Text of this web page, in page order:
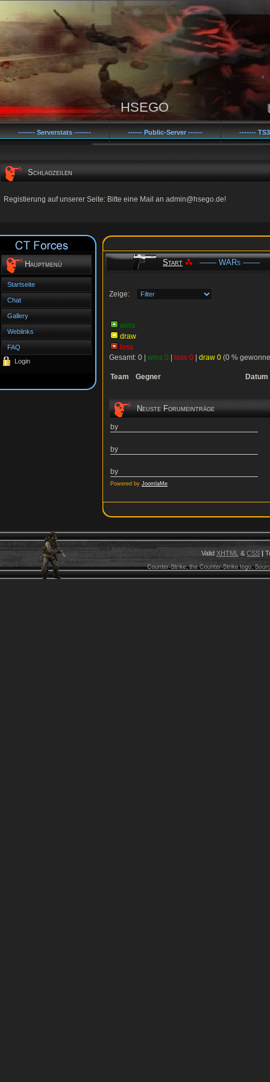
HSEGO
------- Serverstats ------- ------ Public-Server ------ -------
Schlagzeilen
Registierung auf unserer Seite: Bitte eine Mail an admin@hsego.de!
Hauptmenü
Startseite
Chat
Gallery
Weblinks
FAQ
Login
Start ------- WARs -------
Zeige:
wins
draw
loss
Gesamt: 0 | wins 0 loss 0 draw 0 (0 %
Team Gegner Datum
Neuste Forumeinträge
by
by
by
Powered by JoomlaMe
Valid XHTML & CSS |